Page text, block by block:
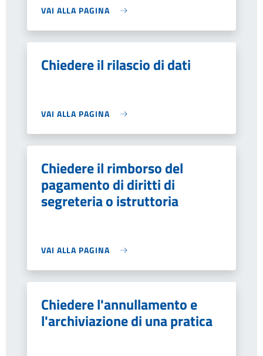
VAI ALLA PAGINA
Chiedere il rilascio di dati
VAI ALLA PAGINA
Chiedere il rimborso del
pagamento di diritti di
segreteria o istruttoria
VAI ALLA PAGINA
Chiedere l'annullamento e
l'archiviazione di una pratica